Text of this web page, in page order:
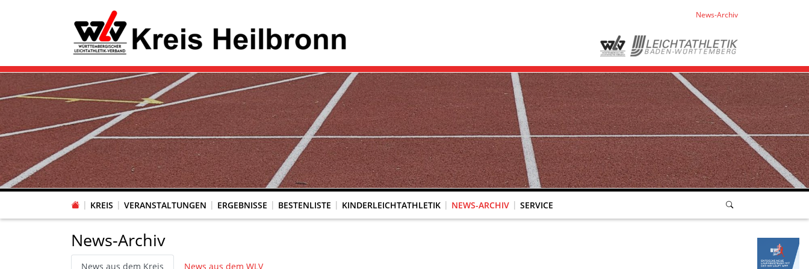
News-Archiv
KREIS VERANSTALTUNGEN ERGEBNISSE BESTENLISTE KINDERLEICHTATHLETIK NEWS-ARCHIV SERVICE
News-Archiv
News aus dem Kreis News aus dem WLV